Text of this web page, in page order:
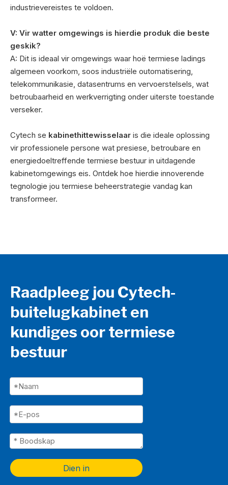
industrievereistes te voldoen.
V: Vir watter omgewings is hierdie produk die beste
geskik?
A: Dit is ideaal vir omgewings waar hoë termiese ladings
algemeen voorkom, soos industriële outomatisering,
telekommunikasie, datasentrums en vervoerstelsels, wat
betroubaarheid en werkverrigting onder uiterste toestande
verseker.
Cytech se kabinethittewisselaar is die ideale oplossing
vir professionele persone wat presiese, betroubare en
energiedoeltreffende termiese bestuur in uitdagende
kabinetomgewings eis. Ontdek hoe hierdie innoverende
tegnologie jou termiese beheerstrategie vandag kan
transformeer.
Raadpleeg jou Cytech-
buitelugkabinet en
kundiges oor termiese
bestuur
Dien in